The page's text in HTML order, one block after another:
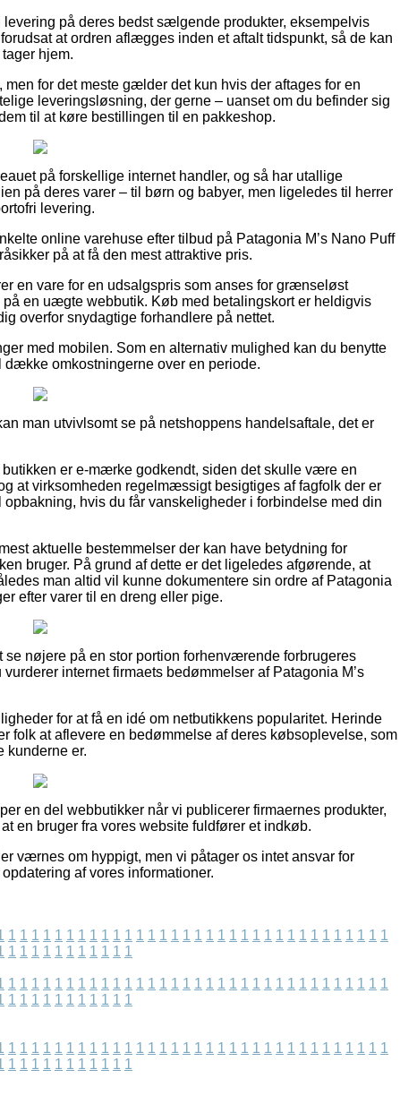
på deres bedst sælgende produkter, eksempelvis
at ordren aflægges inden et aftalt tidspunkt, så de kan
hjem.
for det meste gælder det kun hvis der aftages for en
leveringsløsning, der gerne – uanset om du befinder sig
til at køre bestillingen til en pakkeshop.
på forskellige internet handler, og så har utallige
på deres varer – til børn og babyer, men ligeledes til herrer
levering.
online varehuse efter tilbud på Patagonia M’s Nano Puff
på at få den mest attraktive pris.
en vare for en udsalgspris som anses for grænseløst
en uægte webbutik. Køb med betalingskort er heldigvis
overfor snydagtige forhandlere på nettet.
med mobilen. Som en alternativ mulighed kan du benytte
omkostningerne over en periode.
man utvivlsomt se på netshoppens handelsaftale, det er
er e-mærke godkendt, siden det skulle være en
at virksomheden regelmæssigt besigtiges af fagfolk der er
hvis du får vanskeligheder i forbindelse med din
aktuelle bestemmelser der kan have betydning for
bruger. På grund af dette er det ligeledes afgørende, at
man altid vil kunne dokumentere sin ordre af Patagonia
efter varer til en dreng eller pige.
nøjere på en stor portion forhenværende forbrugeres
internet firmaets bedømmelser af Patagonia M’s
for at få en idé om netbutikkens popularitet. Herinde
folk at aflevere en bedømmelse af deres købsoplevelse, som
kunderne er.
en del webbutikker når vi publicerer firmaernes produkter,
en bruger fra vores website fuldfører et indkøb.
værnes om hyppigt, men vi påtager os intet ansvar for
af vores informationer.
1 1 1 1 1 1 1 1 1 1 1 1 1 1 1 1 1 1 1 1 1 1 1 1 1 1 1 1 1 1 1 1 1
1 1 1 1 1 1 1 1 1 1 1
1 1 1 1 1 1 1 1 1 1 1 1 1 1 1 1 1 1 1 1 1 1 1 1 1 1 1 1 1 1 1 1 1
1 1 1 1 1 1 1 1 1 1 1
1 1 1 1 1 1 1 1 1 1 1 1 1 1 1 1 1 1 1 1 1 1 1 1 1 1 1 1 1 1 1 1 1
1 1 1 1 1 1 1 1 1 1 1